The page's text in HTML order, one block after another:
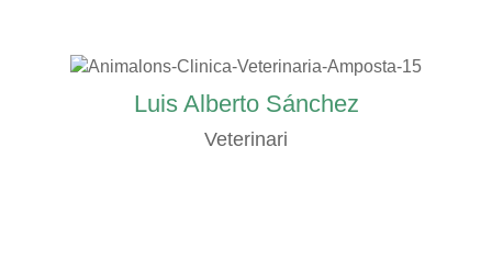
Luis Alberto Sánchez
Veterinari